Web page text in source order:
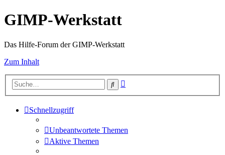
GIMP-Werkstatt
Das Hilfe-Forum der GIMP-Werkstatt
Zum Inhalt
Suche
Schnellzugriff
Unbeantwortete Themen
Aktive Themen